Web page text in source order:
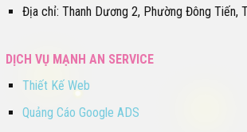
Địa chỉ: Thanh Dương 2, Phường Đông Tiến,
DỊCH VỤ MẠNH AN SERVICE
Thiết Kế Web
Quảng Cáo Google ADS